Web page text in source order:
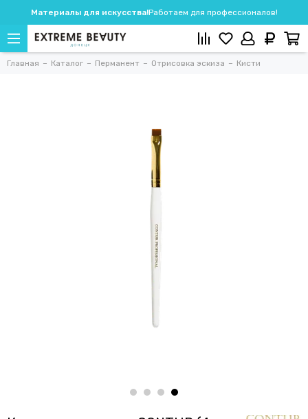
Материалы для искусства!Работаем для профессионалов!
Главная Каталог Перманент Отрисовка эскиза Кисти